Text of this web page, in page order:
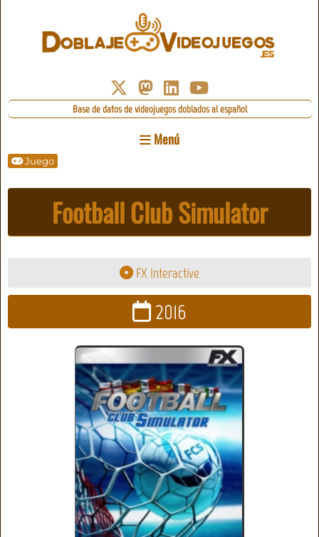
Base de datos de videojuegos doblados al español
Menú
Juego
Football Club Simulator
FX Interactive
2016